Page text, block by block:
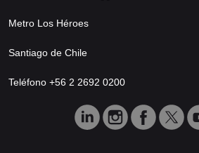
Metro Los Héroes
Santiago de Chile
Teléfono +56 2 2692 0200